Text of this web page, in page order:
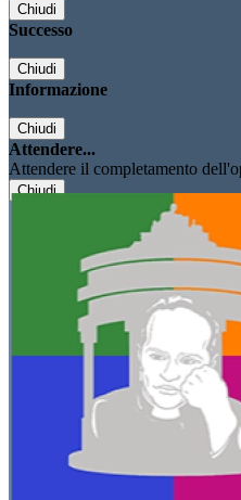
Chiudi
Successo
Chiudi
Informazione
Chiudi
Attendere...
Attendere il completamento
Chiudi